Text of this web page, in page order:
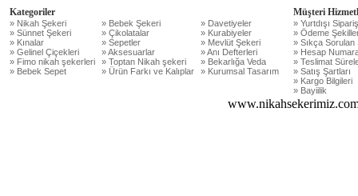
Kategoriler
» Nikah Şekeri » Bebek Şekeri
» Davetiyeler
» Sünnet Şekeri
» Çikolatalar
» Kurabiyeler
» Kınalar
» Sepetler
» Mevlüt Şekeri
» Gelinel Çiçekleri
» Aksesuarlar
» Anı Defterleri
» Fimo nikah şekerleri
» Toptan Nikah şekeri
» Bekarlığa Veda
» Bebek Sepet
» Ürün Farkı ve Kalıplar » Kurumsal Tasarım
Müşteri
» Yurtdışı
» Ödeme
» Sıkça Sorulan
» Hesap
» Teslimat
» Satış Şartları
» Kargo Bilgileri
» Bayiilik